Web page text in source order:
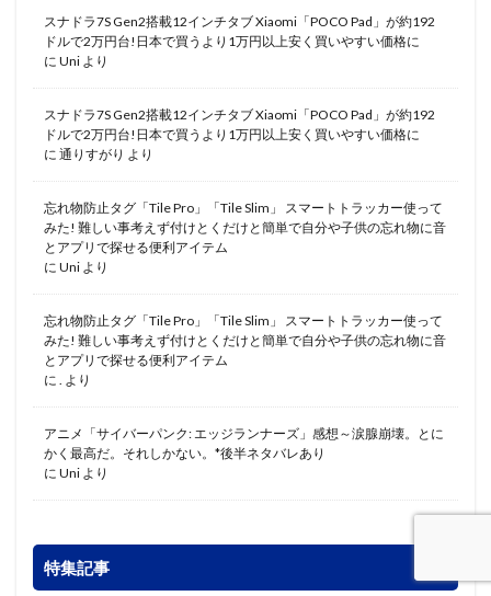
スナドラ7S Gen2搭載12インチタブ Xiaomi「POCO Pad」が約192
ドルで2万円台!日本で買うより1万円以上安く買いやすい価格に
に Uni より
スナドラ7S Gen2搭載12インチタブ Xiaomi「POCO Pad」が約192
ドルで2万円台!日本で買うより1万円以上安く買いやすい価格に
に 通りすがり より
忘れ物防止タグ「Tile Pro」「Tile Slim」 スマートトラッカー使って
みた! 難しい事考えず付けとくだけと簡単で自分や子供の忘れ物に音
とアプリで探せる便利アイテム
に Uni より
忘れ物防止タグ「Tile Pro」「Tile Slim」 スマートトラッカー使って
みた! 難しい事考えず付けとくだけと簡単で自分や子供の忘れ物に音
とアプリで探せる便利アイテム
に
より
アニメ「サイバーパンク: エッジランナーズ」感想～涙腺崩壊。とに
かく最高だ。それしかない。*後半ネタバレあり
に Uni より
特集記事